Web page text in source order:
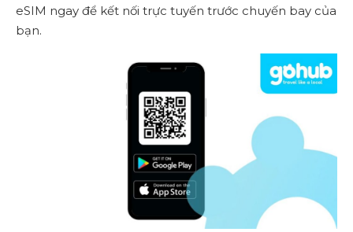
eSIM ngay để kết nối trực tuyến trước chuyến bay của
bạn.